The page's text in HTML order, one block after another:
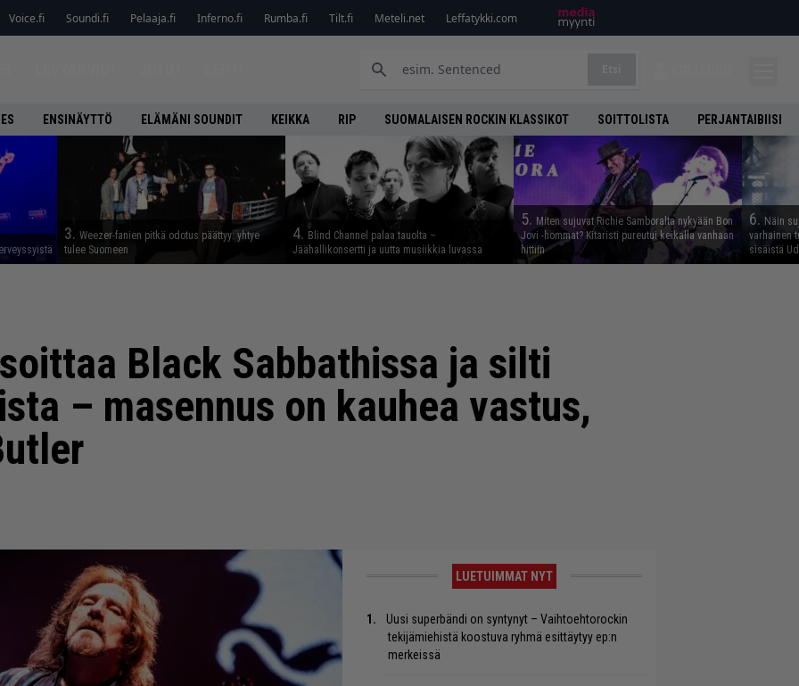
Voice.fi Soundi.fi Pelaaja.fi Inferno.fi Rumba.fi Tilt.fi Meteli.net Leffatykki.com
ENSINÄYTTÖ ELÄMÄNI SOUNDIT KEIKKA RIP SUOMALAISEN ROCKIN KLASSIKOT SOITTOLISTA PERJANTAIBIISI
3. Weezer-fanien pitkä odotus päättyy: yhtye
tulee Suomeen
4. Blind Channel palaa tauolta –
Jäähallikonsertti ja uutta musiikkia luvassa
5. Miten sujuvat Richie Samboralta nykyään Bon
Jovi -hommat? Kitaristi pureutui keikalla vanhaan
hittiin
6. Näin
varhainen
sisäistä
Black Sabbathissa ja silti
– masennus on kauhea vastus,
LUETUIMMAT NYT
Uusi superbändi on syntynyt – Vaihtoehtorockin
tekijämiehistä koostuva ryhmä esittäytyy ep:n
merkeissä